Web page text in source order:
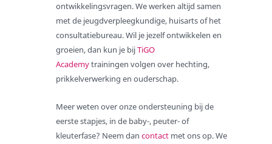
ontwikkelingsvragen. We werken altijd samen
met de jeugdverpleegkundige, huisarts of het
consultatiebureau. Wil je jezelf ontwikkelen en
groeien, dan kun je bijTiGO
Academytrainingen volgen over hechting,
prikkelverwerking en ouderschap.
Meer weten over onze ondersteuning bij de
eerste stapjes, in de baby-, peuter- of
kleuterfase? Neem dan contact met ons op. We